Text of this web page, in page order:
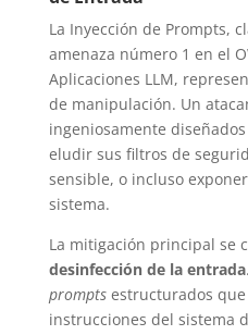
La Inyección de Prompts,
amenaza número 1 en el
Aplicaciones LLM,
de manipulación. Un
ingeniosamente
eludir sus filtros de
sensible, o incluso
sistema.
La mitigación principal se
desinfección de la entrada
promptsestructurados que
instrucciones del sistema